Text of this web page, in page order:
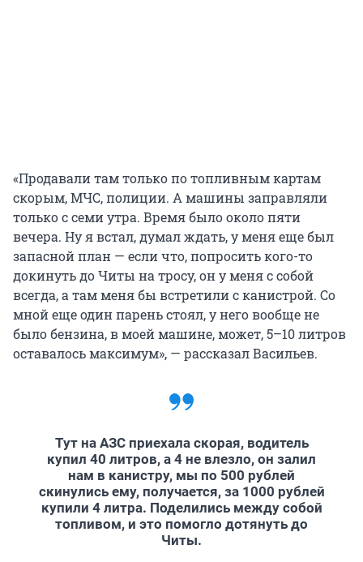
«Продавали там только по топливным картам
скорым, МЧС, полиции. А машины заправляли
только с семи утра. Время было около пяти
вечера. Ну я встал, думал ждать, у меня еще был
запасной план — если что, попросить кого-то
докинуть до Читы на тросу, он у меня с собой
всегда, а там меня бы встретили с канистрой. Со
мной еще один парень стоял, у него вообще не
было бензина, в моей машине, может, 5–10 литров
оставалось максимум», — рассказал Васильев.
Тут на АЗС приехала скорая, водитель
купил 40 литров, а 4 не влезло, он залил
нам в канистру, мы по 500 рублей
скинулись ему, получается, за 1000 рублей
купили 4 литра. Поделились между собой
топливом, и это помогло дотянуть до
Читы.